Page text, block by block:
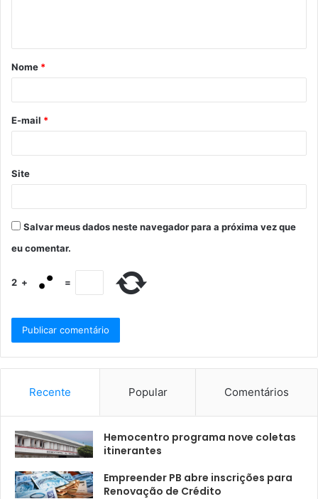
Nome *
E-mail *
Site
Salvar meus dados neste navegador para a próxima vez que
eu comentar.
2 + =
Recente Popular Comentários
Hemocentro programa nove coletas
itinerantes
Empreender PB abre inscrições para
Renovação de Crédito